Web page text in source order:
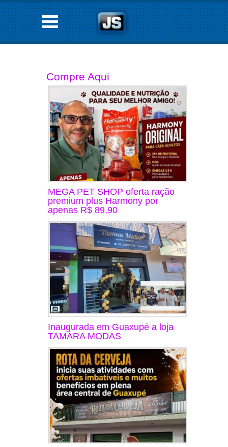
Compre Aqui
MEGA PET SHOP oferta ração
premium plus Harmony por
apenas R$ 89,90
Inaugurada em Guaxupé a loja
TAMARA MODAS